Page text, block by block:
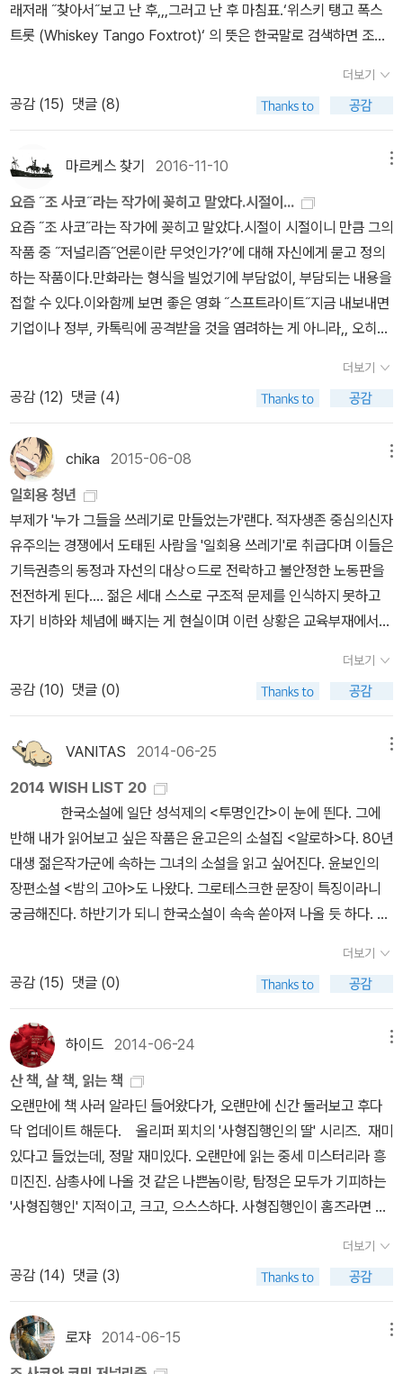
래저래 ˝찾아서˝보고 난 후,,,그러고 난 후 마침표.‘위스키 탱고 폭스
트롯 (Whiskey Tango Foxtrot)‘ 의 뜻은 한국말로 검색하면 조회
슷한 알파벳 구성을 만들어 쓴 표현이라고 뜨며 구글에서 조회하면a
form of ˝what the fuck˝ - it is WTF spelled out in military al
phabet 이라고 합니다. 아프가니스탄 카불을 배경으로미 해병대의
종군 기자에 대한 영화이다 보니 ‘위스키 탱고 폭스트롯 (Whiskey
영화제에서 상영된 ˝뷰티풀 레이디스˝. 이땐 소피마르소가 부산에 방
문을 했습니다. 원제는 ‘제일버드 jailbirds.’ 이 뜻은 감옥을 제 집처
럼 여겨야 하는 죄수를 말하는 속어입니다. 부산영화제에서는 <제일
버드. 여자교도소의 이야기>였구요. 그때 빠뜨리고 못봐서 지금 개봉
하니 어찌나 반가운지,,,냉큼ㅋ그리고 아주 독특한 바다 영화 ˝슬랙
베이˝도 같이ㅋㅋ(프렌치 시네마 투어 영화입니다.)CGV에서 이렇게
나라별, 혹은 감독, 배우, 장르별로 작은 영화제 같은 것을 합니다. 아
트영화를 이렇게 소소하게 묶어 개봉하니, 볼만 합니다 아주,,,CG만
잔잔하고, 인간미 있어 저는 더 좋았습니다.대형 영화사들의 횡포로
정해진 영화, 돈 되는 영화, 특히 미국 헐리우드 영화에 편중되는 영화
들이 상영관을 독식하니, 관객들은 영화 편식에 빠지기 쉬운데,,, 이런
영화들도 ˝찾아˝보셨으면 합니다. 그래야,,돈이 되어, 자꾸 더 상영하
지 않을까,, 하는,, 자본주의적 상업성에 편승합니다ㅠ특히 기자 킴의
대사˝기자는 선물 받으면 안돼요. 객관성을 잃으니까˝사실 이 진지한
대사가 웃겼던 것은, 해병대 장교가 해병대 마크같은 뺏지(?) 하나를
줬기 때문이었습니다.김영란법이 아닌 ˝부정 청탁 금지법˝ 시행 후 화
니다.대체 얼마나 공짜로 쳐먹고 다닌거냐,,,,이러니 객관적인 기사,올
바르고 입바른 기사를 어찌 썼겠냐,,,교사든 공무원이든 모두 다ㅠㅠ
*PS,,, 영화든 책이든,,, 창작자나 제작자에게 반드시 제 값을 지불하
고 봐야 합니다!!!
더보기
공감 (15) 댓글 (8)
마르케스 찾기 2016-11-10
요즘 ˝조 사코˝라는 작가에 꽂히고 말았다.시절이...
요즘 ˝조 사코˝라는 작가에 꽂히고 말았다.시절이 시절이니 만큼 그의
작품 중 ˝저널리즘˝언론이란 무엇인가?’에 대해 자신에게 묻고 정의
하는 작품이다.만화라는 형식을 빌었기에 부담없이, 부담되는 내용을
접할 수 있다.이와함께 보면 좋은 영화 ˝스프트라이트˝지금 내보내면
기업이나 정부, 카톡릭에 공격받을 것을 염려하는 게 아니라,, 오히려
니, 카톡릭의 좋은 면도 있는 다큐 영화 두 편도 함께,,,그리고 저널리
즘 정신에 입각하여 제작된 다큐 영화 ˝자백˝ 과 슬픈 우리 현실 ˝무
현-두 도시 이야기˝까지 그러고 난 뒤에 마침표.*PS 영화는 영화관
에서 제 값을 내고,,,혹은,, 굿다운로드로,,, ˝창작자, 제작자˝에게 제
값을 내고 봐야 합니다.책이든 영상이든 복제는,,, 도둑질 입니다.
더보기
공감 (12) 댓글 (4)
chika 2015-06-08
일회용 청년
부제가 '누가 그들을 쓰레기로 만들었는가'랜다. 적자생존 중심의신자
유주의는 경쟁에서 도태된 사람을 '일회용 쓰레기'로 취급다며 이들은
기득권층의 동정과 자선의 대상ㅇ드로 전락하고 불안정한 노동판을
전전하게 된다.... 젊은 세대 스스로 구조적 문제를 인식하지 못하고
자기 비하와 체념에 빠지는 게 현실이며 이런 상황은 교육부재에서
교육실천, 즉 페다고지가 필요하다고 저자는 강조한다. 시사인을 받
아도 대충 제목만 훑고 지나가버리는데 그나마 콜콜이 보는 것이 신
간안내이다. 제목만 보고 관심을 가졌던 책들이 내용을 다시 한번 더
살펴보고 읽어보고 싶은 책으로 구분해놓게 되는 순간들이다. 이미
신간소식을 알고 있지만 이렇게 보면 또 새롭게 느껴지는 책들이 많
다. 아마 내 기억보다 더 많은 책들이 흘러넘치고 있기 때문에 더욱 그
럴 것이다. 걷기에서 가장 핵심적인 문제는 '어떤 목적이 있느냐 없
는냐'라고 작가는 말하고 있다. 목적이 없고 시간에 얽매이지 않는 게
산책의 중요한 조건이며 목적없이 산책에 나서면 그 순간부터 시간이
천천히 흐르기 시작하고 새로운 것이 보이기 시작한다.그런 의미에서
내가 산책을 한 것은 언제가 마지막이었던가....? 이시백은 이번에
펴낸 장편소설 『검은 머리 외국인』이 ‘작가의 상상에 의해 쓰였으며,
대한민국의 어떠한 특정 사실이나 인물과도 무관’하다는 점을 분명히
을 둘러싼 상황을 떠올릴 수밖에 없을 것이다. 이 작품이 작가의 상상
력에 의해 쓰인 것은 분명하지만, 이와 함께 작가의 문학적 상상력은
론스타-외환은행 사건을 배경으로 한 것은 사실이다. 론스타는 200
3년 외환은행을 샀다. 2012년에 그걸 되팔았다. 10년도 채 안 돼서
배당금과 매각 대금 등 모두 4조7천억 원을 남겼다. 이 거대한 매매
차익 실현에도 불구하고 론스타는 한국 정부 때문에 충분히 돈을 못
벌었다며, 투자자-국가 소송(ISD)을 제기했다. 론스타가 주장하는
손해 규모는 5조 원을 웃도는 천문학적 숫자다. 2015년 5월 15일부
이 시작되었다는 이야기를 나는 어디서 들었을까. 그마저 쉬쉬 거리
며 비공개로 진행하고 있다고 짧게 뉴스로 나오고 그 뒤로는 아무런
얘기를 못들었다. 사실 이런 얘기는 나와는 거리가 먼 얘기라는 생각
에, 무슨 말인지 잘 이해하지 못한다는 생각에 그저 넘겨버리고만 있
기는 한데. 내 주 거래 은행이 외환은행이었다가 이제 슬금슬금 다른
더보기
공감 (10) 댓글 (0)
VANITAS 2014-06-25
2014 WISH LIST 20
한국소설에 일단 성석제의 <투명인간>이 눈에 띈다. 그에
반해 내가 읽어보고 싶은 작품은 윤고은의 소설집 <알로하>다. 80년
대생 젊은작가군에 속하는 그녀의 소설을 읽고 싶어진다. 윤보인의
장편소설 <밤의 고아>도 나왔다. 그로테스크한 문장이 특징이라니
궁금해진다. 하반기가 되니 한국소설이 속속 쏟아져 나올 듯 하다.
포스티을 한적이 있어 아마 거기에 올린것은 반양장일것이다. 세트구
매를 하면 영한대역본 한 권을 더 준다. 독일소설 중에서는
올리버 푀치의 <검은 수도사>만이 눈에 띈다. 다른거 뭐 볼게 없다.
프랑스 소설 중에서는 드물게 스릴러가 번역됐다. <현기증>이 바로
그거다. <낮잠형 인간>은 프랑스 젊은이들의 현재를 그린 소설이다.
체코의 움베르토 에코라 불리는 밀로시 우르반의 <일곱 성당
이야기>가 나왔다. 도서전 갔을 때 수녀님이 보고 계셨던 책이란다...
<가족 계획>은 인도계 미국인 작가가 유년시절 성장한 인도에서의
경험을 녹여 쓴 소설이다. <열 두개의 바람>은 줄리안 킴이라는 한국
계 싱가포르 작가의 소설이다. 싱가포르 문학은 또 처음이다.
SF소설 <리부트>가 번역됐다. 미국작가 에이미 틴터러의
소설인데 왠지 영화화 될 것 같기도 하다. <나는 살인자를 사냥한다
2>가 나왔다. 출판사에서 띄운 북트레일러 영상이 섬뜩하다. 역시 여
은 오래전에 나온 것들빼고는 잘 본적이 없는데 대산세계문학 시리오
나오게 돼 반갑다. 가브리엘 가르시아 마르케스의 중단편과 에세이가
섞인 <꿈을 빌려드립니다>가 개정돼 나왔다. <솔로몬의 카펫>은 바
더보기
공감 (15) 댓글 (0)
하이드 2014-06-24
산 책, 살 책, 읽는 책
오랜만에 책 사러 알라딘 들어왔다가, 오랜만에 신간 둘러보고 후다
닥 업데이트 해둔다. 올리퍼 푀치의 '사형집행인의 딸' 시리즈. 재미
있다고 들었는데, 정말 재미있다. 오랜만에 읽는 중세 미스터리라 흥
미진진. 삼총사에 나올 것 같은 나쁜놈이랑, 탐정은 모두가 기피하는
'사형집행인' 지적이고, 크고, 으스스하다. 사형집행인이 홈즈라면 왓
형집행인의 딸' 인데, 주인공은 사형집행인인 것 같은데? 책도 안 읽
히는 요즘인데, 순식간에 150페이지 정도 읽었나보다. 오늘 사려던
책 사는 김에 '검은 수도사'도 함께 사지 싶다. 오늘 살 책은 이 책
MIT 스타트업 바이블 생각보다 가격이 세게 나왔지만, 서점에서 보
고 말 책은 아닌 것 같아 구매 랭보 시선. 여름이 책 읽기, 시
더보기
공감 (14) 댓글 (3)
로쟈 2014-06-15